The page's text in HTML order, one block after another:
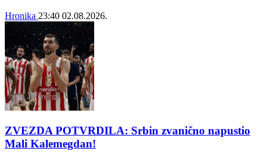
Hronika 23:40 02.08.2026.
ZVEZDA POTVRDILA: Srbin zvanično napustio
Mali Kalemegdan!